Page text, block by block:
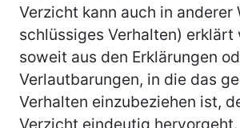
Verzicht kann auch in anderer
schlüssiges Verhalten) erklärt
soweit aus den Erklärungen
Verlautbarungen, in die das
Verhalten einzubeziehen ist,
Verzicht eindeutig hervorgeht.